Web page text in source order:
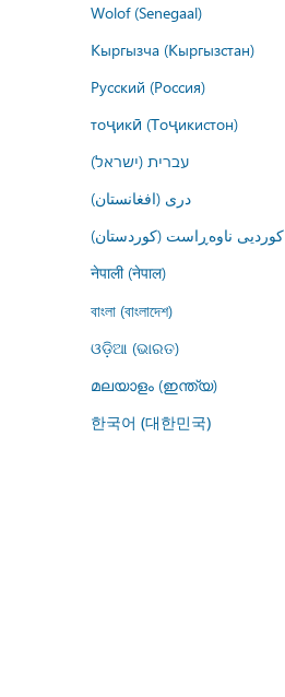
Wolof (Senegaal)
Кыргызча (Кыргызстан)
Русский (Россия)
тоҷикӣ (Тоҷикистон)
עברית (ישראל)
درى (افغانستان)
کوردیی ناوەڕاست (کوردستان)
नेपाली (नेपाल)
বাংলা (বাংলাদেশ)
ଓଡ଼ିଆ (ଭାରତ)
മലയാളം (ഇന്ത്യ)
한국어 (대한민국)